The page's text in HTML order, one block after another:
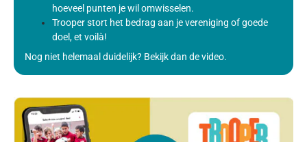
hoeveel punten je wil omwisselen.
Trooper stort het bedrag aan je vereniging of goede
doel, et voilà!
Nog niet helemaal duidelijk? Bekijk dan de video.